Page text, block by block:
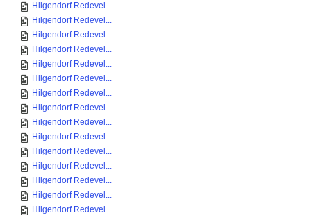
Hilgendorf Redevel...
Hilgendorf Redevel...
Hilgendorf Redevel...
Hilgendorf Redevel...
Hilgendorf Redevel...
Hilgendorf Redevel...
Hilgendorf Redevel...
Hilgendorf Redevel...
Hilgendorf Redevel...
Hilgendorf Redevel...
Hilgendorf Redevel...
Hilgendorf Redevel...
Hilgendorf Redevel...
Hilgendorf Redevel...
Hilgendorf Redevel...